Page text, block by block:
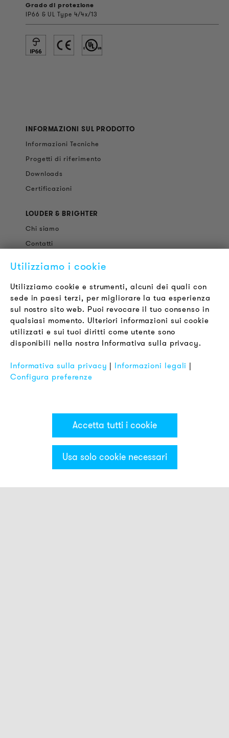
Categorie & Filter
Grado di protezione
IP66 & UL Type 4/4x/13
INFORMAZIONI SUL PRODOTTO
Informazioni Tecniche
Progetti di riferimento
Downloads
Certificazioni
LOUDER & BRIGHTER
Chi siamo
Contatti
Newsletter
LEGALE
Termini & Condizioni
Informativa sulla Privacy
Impronta
Utilizziamo i cookie
Utilizziamo cookie e strumenti, alcuni dei quali con
sede in paesi terzi, per migliorare la tua esperienza
sul nostro sito web. Puoi revocare il tuo consenso in
qualsiasi momento. Ulteriori informazioni sui cookie
utilizzati e sui tuoi diritti come utente sono
disponibili nella nostra Informativa sulla privacy.
Informativa sulla privacy | Informazioni legali |
Configura preferenze
Accetta tutti i cookie
Usa solo cookie necessari